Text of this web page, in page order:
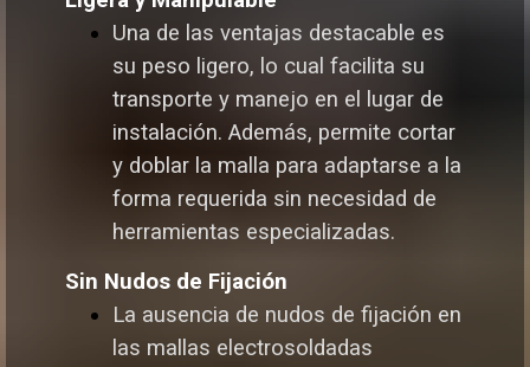
Una de las ventajas destacable es
su peso ligero, lo cual facilita su
transporte y manejo en el lugar de
instalación. Además, permite cortar
y doblar la malla para adaptarse a la
forma requerida sin necesidad de
herramientas especializadas.
Sin Nudos de Fijación
La ausencia de nudos de fijación en
las mallas electrosoldadas